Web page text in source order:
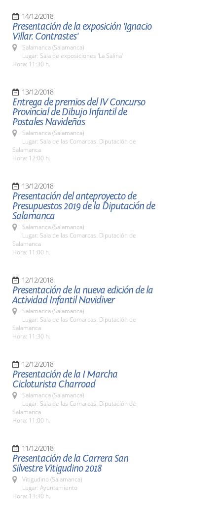
14/12/2018
Presentación de la exposición 'Ignacio
Villar. Contrastes'
Salamanca (Salamanca)
Lugar: Sala de exposiciones 'La Salina'
Hora: 11:30 h.
13/12/2018
Entrega de premios del IV Concurso
Provincial de Dibujo Infantil de
Postales Navideñas
Salamanca (Salamanca)
Lugar: Sala de las Comarcas. Diputación de
Salamanca
Hora: 12:00 h.
13/12/2018
Presentación del anteproyecto de
Presupuestos 2019 de la Diputación de
Salamanca
Salamanca (Salamanca)
Lugar: Sala de las Comarcas. Diputación de
Salamanca
Hora: 11:00 h.
12/12/2018
Presentación de la nueva edición de la
Actividad Infantil Navidiver
Salamanca (Salamanca)
Lugar: Sala de las Comarcas. Diputación de
Salamanca
Hora: 11:30 h.
12/12/2018
Presentación de la I Marcha
Cicloturista Charroad
Salamanca (Salamanca)
Lugar: Sala de las Comarcas. Diputación de
Salamanca
Hora: 11:00 h.
11/12/2018
Presentación de la Carrera San
Silvestre Vitigudino 2018
Vitigudino (Salamanca)
Lugar: Ayuntamiento
Hora: 13:30 h.